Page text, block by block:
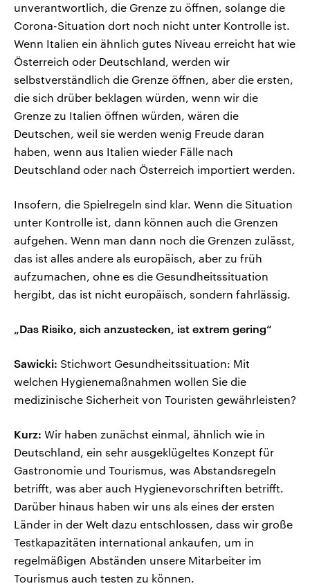
unverantwortlich, die Grenze zu öffnen, solange die
Corona-Situation dort noch nicht unter Kontrolle ist.
Wenn Italien ein ähnlich gutes Niveau erreicht hat wie
Österreich oder Deutschland, werden wir
selbstverständlich die Grenze öffnen, aber die ersten,
die sich drüber beklagen würden, wenn wir die
Grenze zu Italien öffnen würden, wären die
Deutschen, weil sie werden wenig Freude daran
haben, wenn aus Italien wieder Fälle nach
Deutschland oder nach Österreich importiert werden.
Insofern, die Spielregeln sind klar. Wenn die Situation
unter Kontrolle ist, dann können auch die Grenzen
aufgehen. Wenn man dann noch die Grenzen zulässt,
das ist alles andere als europäisch, aber zu früh
aufzumachen, ohne es die Gesundheitssituation
hergibt, das ist nicht europäisch, sondern fahrlässig.
„Das Risiko, sich anzustecken, ist extrem gering“
Sawicki: Stichwort Gesundheitssituation: Mit
welchen Hygienemaßnahmen wollen Sie die
medizinische Sicherheit von Touristen gewährleisten?
Kurz: Wir haben zunächst einmal, ähnlich wie in
Deutschland, ein sehr ausgeklügeltes Konzept für
Gastronomie und Tourismus, was Abstandsregeln
betrifft, was aber auch Hygienevorschriften betrifft.
Darüber hinaus haben wir uns als eines der ersten
Länder in der Welt dazu entschlossen, dass wir große
Testkapazitäten international ankaufen, um in
regelmäßigen Abständen unsere Mitarbeiter im
Tourismus auch testen zu können.